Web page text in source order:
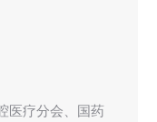
医疗分会、国药